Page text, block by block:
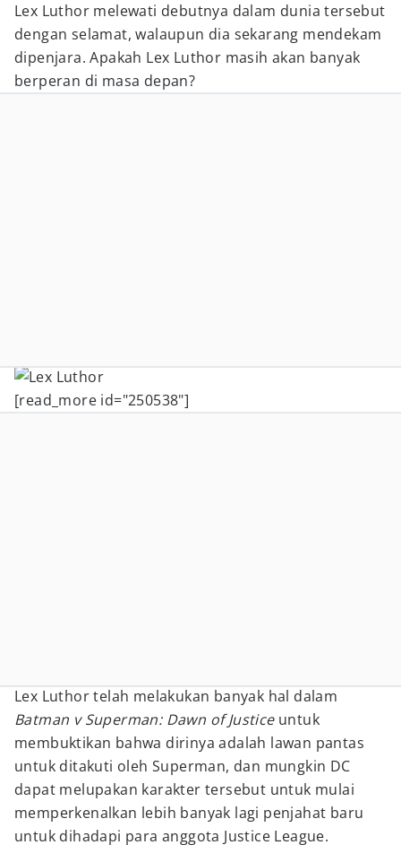
Lex Luthor melewati debutnya dalam dunia tersebut
dengan selamat, walaupun dia sekarang mendekam
dipenjara. Apakah Lex Luthor masih akan banyak
berperan di masa depan?
[read_more id="250538"]
Lex Luthor telah melakukan banyak hal dalam
Batman v Superman: Dawn of Justiceuntuk
membuktikan bahwa dirinya adalah lawan pantas
untuk ditakuti oleh Superman, dan mungkin DC
dapat melupakan karakter tersebut untuk mulai
memperkenalkan lebih banyak lagi penjahat baru
untuk dihadapi para anggota Justice League.